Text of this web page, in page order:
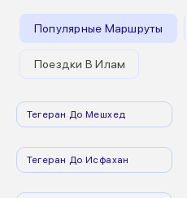
Популярные Маршруты
Поездки В Илам
Тегеран До Мешхед
Тегеран До Исфахан